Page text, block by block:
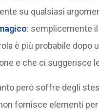
su qualsiasi
: semplicemente
è più probabile dopo
e che ci suggerisce
però soffre degli
fornisce elementi per